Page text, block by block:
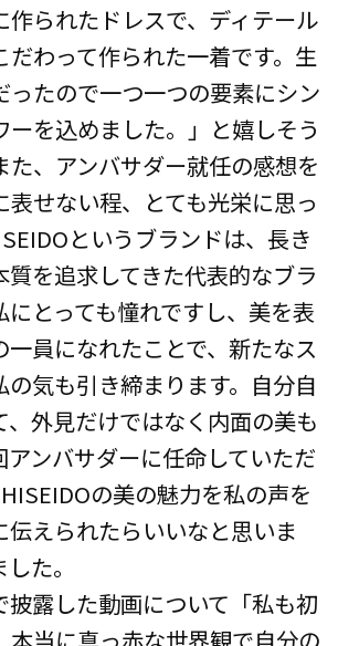
作られたドレスで、ディテール
だわって作られた一着です。生
ったので一つ一つの要素にシン
ーを込めました。」と嬉しそう
た、アンバサダー就任の感想を
せない程、とても光栄に思っ
というブランドは、長き
質を追求してきた代表的なブラ
にとっても憧れですし、美を表
員になれたことで、新たなス
の気も引き締まります。自分自
、外見だけではなく内面の美も
アンバサダーに任命していただ
の美の魅力を私の声を
伝えられたらいいなと思いま
た。
露した動画について「私も初
本当に真っ赤な世界観で自分の